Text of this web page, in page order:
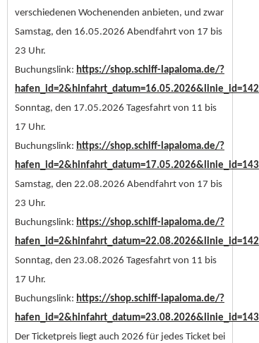
verschiedenen Wochenenden anbieten, und zwar
Samstag, den 16.05.2026 Abendfahrt von 17 bis
23 Uhr.
Buchungslink: https://shop.schiff-lapaloma.de/?
hafen_id=2&hinfahrt_datum=16.05.2026&linie_id=142
Sonntag, den 17.05.2026 Tagesfahrt von 11 bis
17 Uhr.
Buchungslink: https://shop.schiff-lapaloma.de/?
hafen_id=2&hinfahrt_datum=17.05.2026&linie_id=143
Samstag, den 22.08.2026 Abendfahrt von 17 bis
23 Uhr.
Buchungslink: https://shop.schiff-lapaloma.de/?
hafen_id=2&hinfahrt_datum=22.08.2026&linie_id=142
Sonntag, den 23.08.2026 Tagesfahrt von 11 bis
17 Uhr.
Buchungslink: https://shop.schiff-lapaloma.de/?
hafen_id=2&hinfahrt_datum=23.08.2026&linie_id=143
Der Ticketpreis liegt auch 2026 für jedes Ticket bei